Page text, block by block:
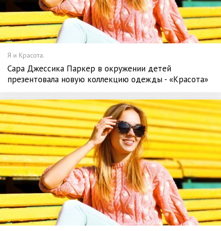
Я и Красота.
Сара Джессика Паркер в окружении детей
презентовала новую коллекцию одежды - «Красота»